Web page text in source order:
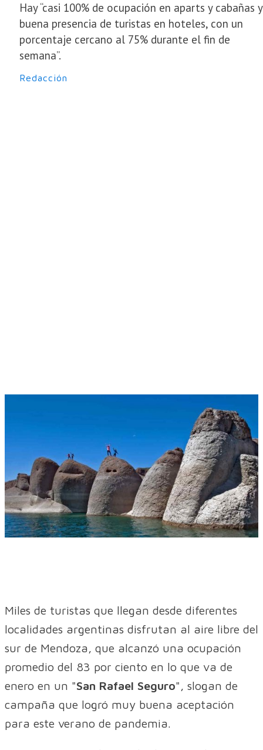
Hay “casi 100% de ocupación en aparts y cabañas y
buena presencia de turistas en hoteles, con un
porcentaje cercano al 75% durante el fin de
semana”.
Redacción
Miles de turistas que llegan desde diferentes
localidades argentinas disfrutan al aire libre del
sur de Mendoza, que alcanzó una ocupación
promedio del 83 por ciento en lo que va de
enero en un "San Rafael Seguro", slogan de
campaña que logró muy buena aceptación
para este verano de pandemia.